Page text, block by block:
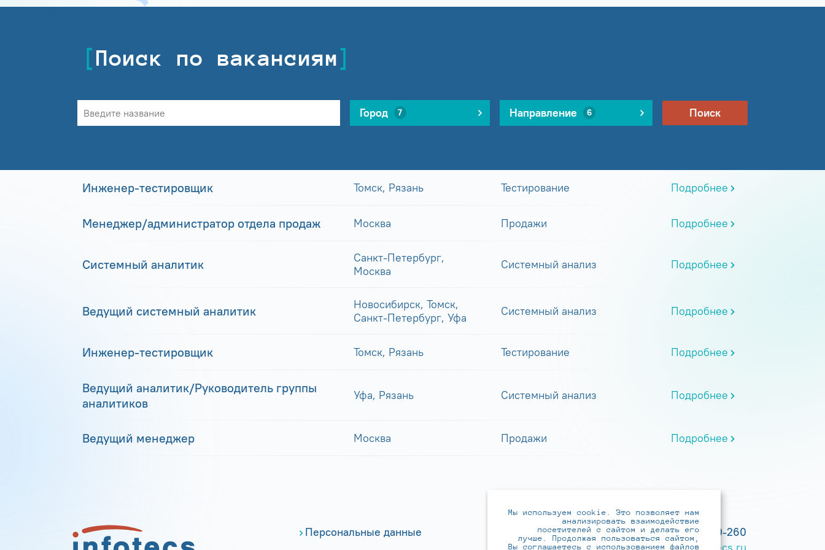
Поиск по вакансиям
Город 7 Направление 6 Поиск
Инженер-тестировщик Томск, Рязань Тестирование Подробнее
Менеджер/администратор отдела продаж Москва Продажи Подробнее
Системный аналитик
Санкт-Петербург,
Москва
Системный анализ Подробнее
Ведущий системный аналитик
Новосибирск, Томск,
Санкт-Петербург, Уфа
Системный анализ Подробнее
Инженер-тестировщик Томск, Рязань Тестирование Подробнее
Ведущий аналитик/Руководитель группы
аналитиков
Уфа, Рязань Системный анализ Подробнее
Ведущий менеджер Москва Продажи Подробнее
Персональные данные
+7 (495) 737-6192, 8-800-250-0-260
Мы используем cookie. Это позволяет нам
анализировать взаимодействие
посетителей с сайтом и делать его
лучше. Продолжая пользоваться сайтом,
Вы соглашаетесь с использованием файлов